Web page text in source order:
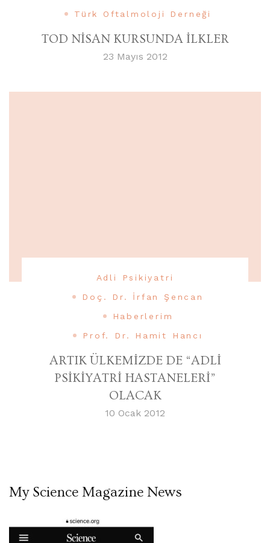
Türk Oftalmoloji Derneği
TOD NİSAN KURSUNDA İLKLER
23 Mayıs 2012
Adli Psikiyatri
Doç. Dr. İrfan Şencan
Haberlerim
Prof. Dr. Hamit Hancı
ARTIK ÜLKEMİZDE DE “ADLİ
PSİKİYATRİ HASTANELERİ”
OLACAK
10 Ocak 2012
My Science Magazine News